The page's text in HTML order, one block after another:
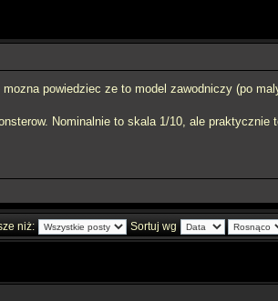
powiedziec ze to model zawodniczy (po
Nominalnie to skala 1/10, ale praktycznie
niż: Sortuj wg